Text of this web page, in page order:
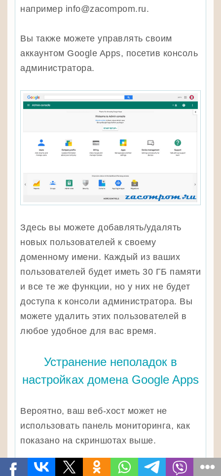
например info@zacompom.ru.
Вы также можете управлять своим
аккаунтом Google Apps, посетив консоль
администратора.
Здесь вы можете добавлять/удалять
новых пользователей к своему
доменному имени. Каждый из ваших
пользователей будет иметь 30 ГБ памяти
и все те же функции, но у них не будет
доступа к консоли администратора. Вы
можете удалить этих пользователей в
любое удобное для вас время.
Устранение неполадок в
настройках домена Google Apps
Вероятно, ваш веб-хост может не
использовать панель мониторинга, как
показано на скриншотах выше.
В Google Apps for Work имеется